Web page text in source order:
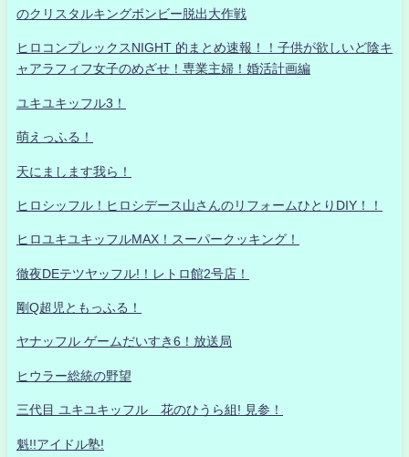
のクリスタルキングボンビー脱出大作戦
ヒロコンプレックスNIGHT 的まとめ速報！！子供が欲しいど陰キ
ャアラフィフ女子のめざせ！専業主婦！婚活計画編
ユキユキッフル3！
萌えっふる！
天にまします我ら！
ヒロシッフル！ヒロシデース山さんのリフォームひとりDIY！！
ヒロユキユキッフルMAX！スーパークッキング！
徹夜DEテツヤッフル!！レトロ館2号店！
剛Q超児ともっふる！
ヤナッフル ゲームだいすき6！放送局
ヒウラー総統の野望
三代目 ユキユキッフル 花のひうら組! 見参！
魁!!アイドル塾!